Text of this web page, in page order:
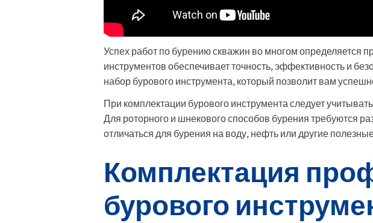
Успех работ по бурению скважин во многом
инструментов обеспечивает точность, эффективность и
набор бурового инструмента, который позволит вам
При комплектации бурового инструмента следует
Для роторного и шнекового способов бурения требуются
отличаться для бурения на воду, нефть или другие
Комплектация
бурового